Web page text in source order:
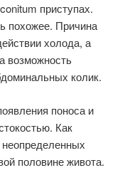
приступах.
похожее. Причина
хо­лода, а
возможность
колик.
поноса и
Как
половине живота.